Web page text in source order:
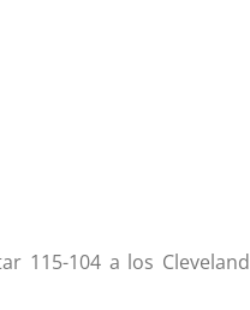
115-104 a los Cleveland